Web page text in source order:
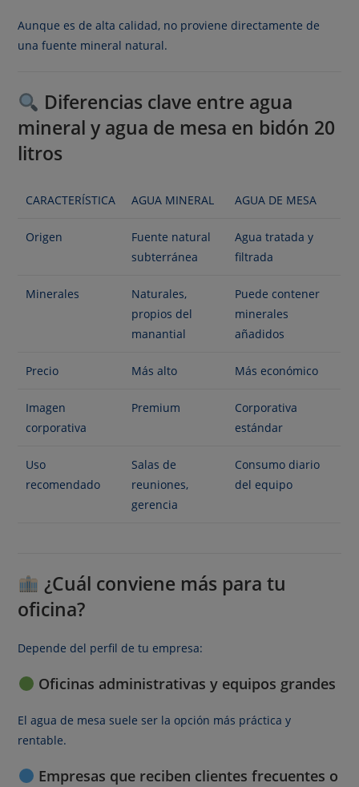
Aunque es de alta calidad, no proviene directamente de
una fuente mineral natural.
Diferencias clave entre agua
mineral y agua de mesa en bidón 20
litros
CARACTERÍSTICA AGUA MINERAL AGUA DE MESA
Origen
Fuente natural
subterránea
Agua tratada y
filtrada
Minerales
Naturales,
propios del
manantial
Puede contener
minerales
añadidos
Precio Más alto Más económico
Imagen
corporativa
Premium
Corporativa
estándar
Uso
recomendado
Salas de
reuniones,
gerencia
Consumo diario
del equipo
¿Cuál conviene más para tu
oficina?
Depende del perfil de tu empresa:
Oficinas administrativas y equipos grandes
El agua de mesa suele ser la opción más práctica y
rentable.
Empresas que reciben clientes frecuentes o